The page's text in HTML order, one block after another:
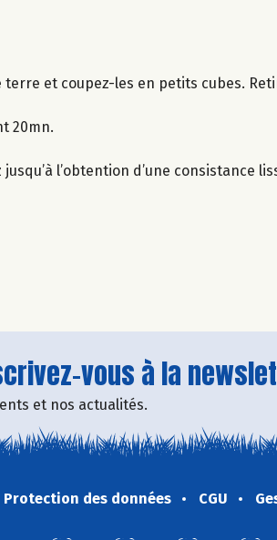
terre et coupez-les en petits cubes.
20mn.
l’obtention d’une consistance
vous à la
et nos actualités.
Protection des données CGU